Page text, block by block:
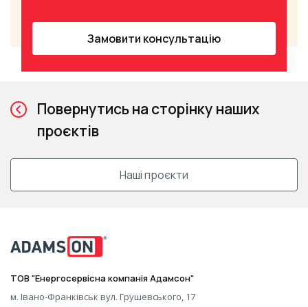
Замовити консультацію
Повернутись на сторінку наших
проєктів
Наші проєкти
ТОВ "Енергосервісна компанія Адамсон"
м. Івано-Франківськ вул. Грушевського, 17